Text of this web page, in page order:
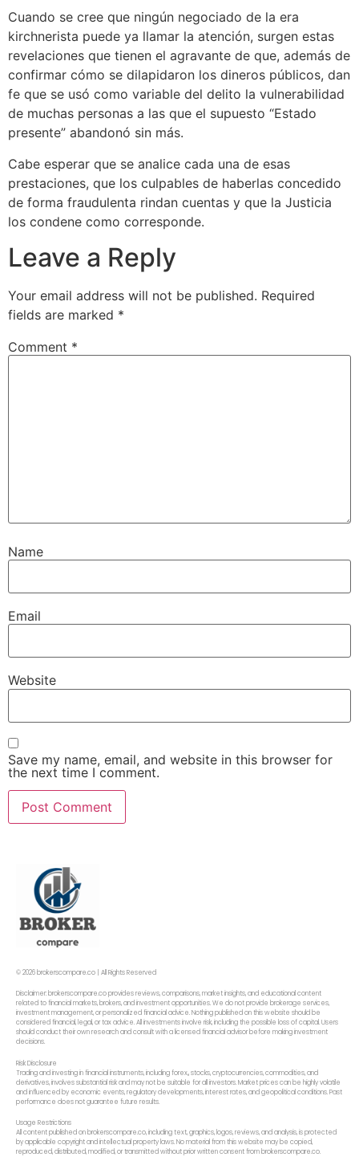
Cuando se cree que ningún negociado de la era
kirchnerista puede ya llamar la atención, surgen estas
revelaciones que tienen el agravante de que, además de
confirmar cómo se dilapidaron los dineros públicos, dan
fe que se usó como variable del delito la vulnerabilidad
de muchas personas a las que el supuesto “Estado
presente” abandonó sin más.
Cabe esperar que se analice cada una de esas
prestaciones, que los culpables de haberlas concedido
de forma fraudulenta rindan cuentas y que la Justicia
los condene como corresponde.
Leave a Reply
Your email address will not be published. Required
fields are marked *
Comment *
Name
Email
Website
Save my name, email, and website in this browser for
the next time I comment.
© 2026 brokerscompare.co | All Rights Reserved
Disclaimer: brokerscompare.co provides reviews, comparisons, market insights, and educational content
related to financial markets, brokers, and investment opportunities. We do not provide brokerage services,
investment management, or personalized financial advice. Nothing published on this website should be
considered financial, legal, or tax advice. All investments involve risk, including the possible loss of capital. Users
should conduct their own research and consult with a licensed financial advisor before making investment
decisions.
Risk Disclosure
Trading and investing in financial instruments, including forex,, stocks, cryptocurrencies, commodities, and
derivatives, involves substantial risk and may not be suitable for all investors. Market prices can be highly volatile
and influenced by economic events, regulatory developments, interest rates, and geopolitical conditions. Past
performance does not guarantee future results.
Usage Restrictions
All content published on brokerscompare.co, including text, graphics, logos, reviews, and analysis, is protected
by applicable copyright and intellectual property laws. No material from this website may be copied,
reproduced, distributed, modified, or transmitted without prior written consent from brokerscompare.co.